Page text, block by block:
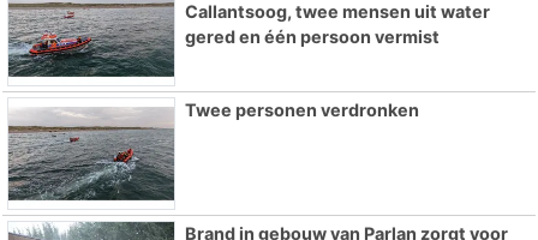
Callantsoog, twee mensen uit water
gered en één persoon vermist
Twee personen verdronken
Brand in gebouw van Parlan zorgt voor